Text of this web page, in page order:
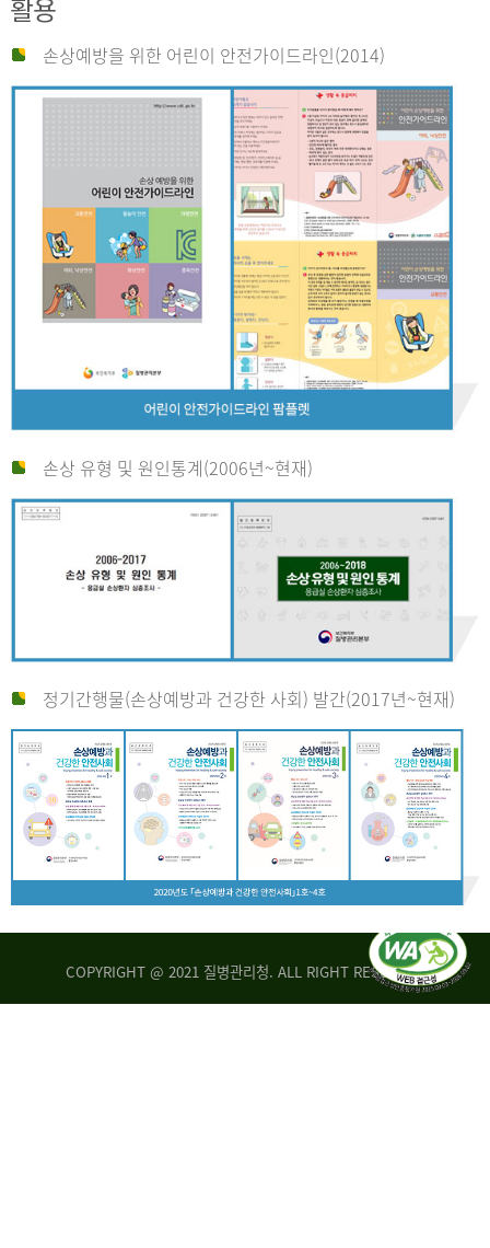
활용
손상예방을 위한 어린이 안전가이드라인(2014)
손상 유형 및 원인통계(2006년~현재)
정기간행물(손상예방과 건강한 사회) 발간(2017년~현재)
COPYRIGHT @ 2021 질병관리청. ALL RIGHT RESERVED